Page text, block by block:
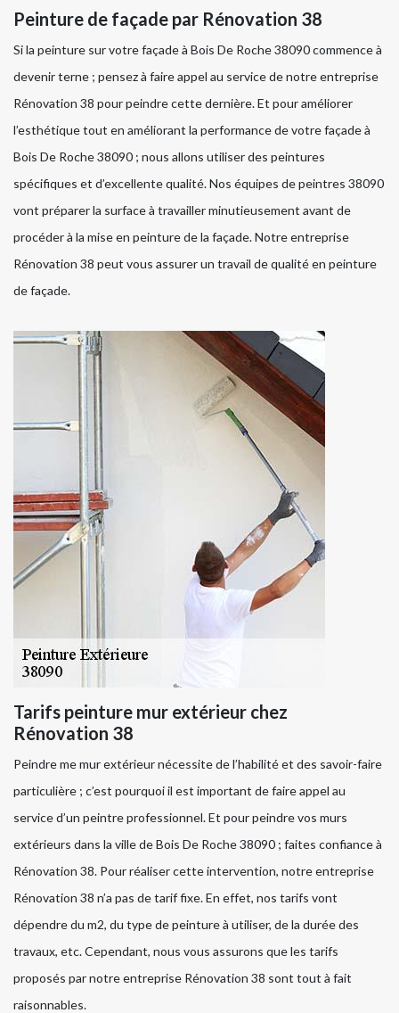
Peinture de façade par Rénovation 38
Si la peinture sur votre façade à Bois De Roche 38090 commence à
devenir terne ; pensez à faire appel au service de notre entreprise
Rénovation 38 pour peindre cette dernière. Et pour améliorer
l’esthétique tout en améliorant la performance de votre façade à
Bois De Roche 38090 ; nous allons utiliser des peintures
spécifiques et d’excellente qualité. Nos équipes de peintres 38090
vont préparer la surface à travailler minutieusement avant de
procéder à la mise en peinture de la façade. Notre entreprise
Rénovation 38 peut vous assurer un travail de qualité en peinture
de façade.
Tarifs peinture mur extérieur chez
Rénovation 38
Peindre me mur extérieur nécessite de l’habilité et des savoir-faire
particulière ; c’est pourquoi il est important de faire appel au
service d’un peintre professionnel. Et pour peindre vos murs
extérieurs dans la ville de Bois De Roche 38090 ; faites confiance à
Rénovation 38. Pour réaliser cette intervention, notre entreprise
Rénovation 38 n’a pas de tarif fixe. En effet, nos tarifs vont
dépendre du m2, du type de peinture à utiliser, de la durée des
travaux, etc. Cependant, nous vous assurons que les tarifs
proposés par notre entreprise Rénovation 38 sont tout à fait
raisonnables.